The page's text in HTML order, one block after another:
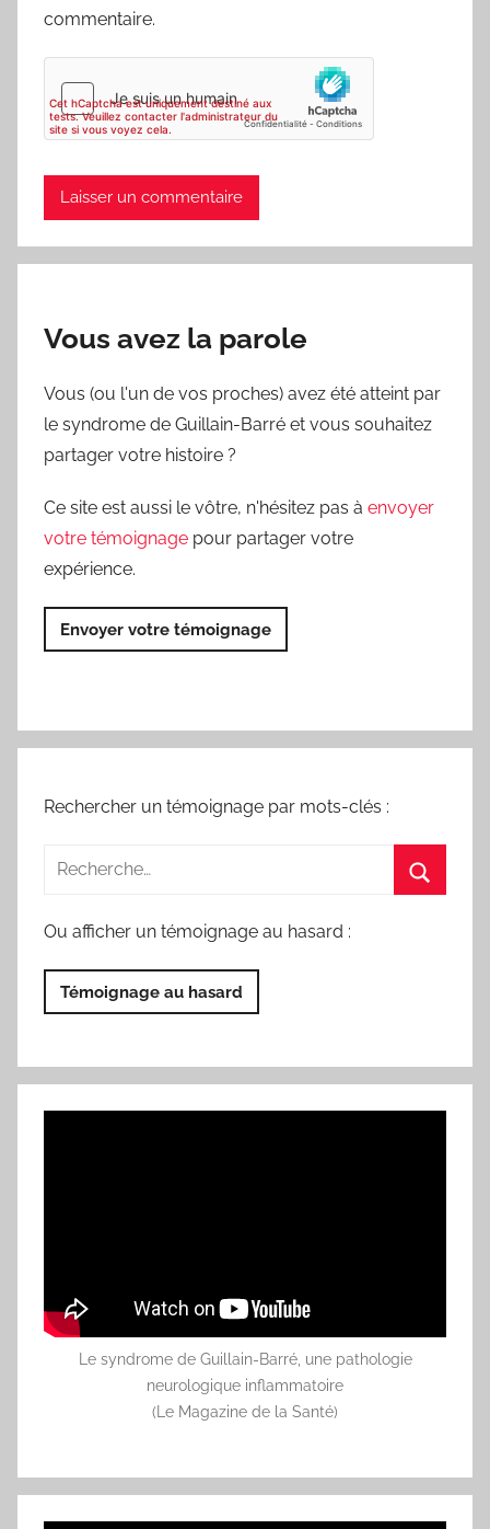
commentaire.
Vous avez la parole
Vous (ou l'un de vos proches) avez été atteint par
le syndrome de Guillain-Barré et vous souhaitez
partager votre histoire ?
Ce site est aussi le vôtre, n'hésitez pas à envoyer
votre témoignage pour partager votre
expérience.
Envoyer votre témoignage
Rechercher un témoignage par mots-clés :
Ou afficher un témoignage au hasard :
Témoignage au hasard
Le syndrome de Guillain-Barré, une pathologie
neurologique inflammatoire
(Le Magazine de la Santé)